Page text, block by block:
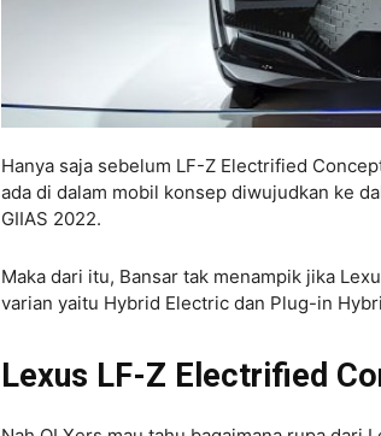
Hanya saja sebelum LF-Z Electrified
ada di dalam mobil konsep diwujudkan ke
GIIAS 2022.
Maka dari itu, Bansar tak menampik jika
varian yaitu Hybrid Electric dan Plug-in
Lexus LF-Z Electrified